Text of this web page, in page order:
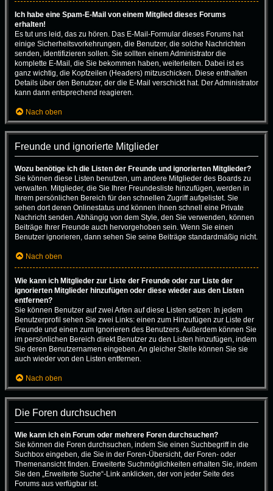
Ich habe eine Spam-E-Mail von einem Mitglied dieses Forums
erhalten!
Es tut uns leid, das zu hören. Das E-Mail-Formular dieses Forums hat
einige Sicherheitsvorkehrungen, die Benutzer, die solche Nachrichten
senden, identifizieren sollen. Sie sollten einem Administrator die
komplette E-Mail, die Sie bekommen haben, weiterleiten. Dabei ist es
ganz wichtig, die Kopfzeilen (Headers) mitzuschicken. Diese enthalten
Details über den Benutzer, der die E-Mail verschickt hat. Der Administrator
kann dann entsprechend reagieren.
Nach oben
Freunde und ignorierte Mitglieder
Wozu benötige ich die Listen der Freunde und ignorierten Mitglieder?
Sie können diese Listen benutzen, um andere Mitglieder des Boards zu
verwalten. Mitglieder, die Sie Ihrer Freundesliste hinzufügen, werden in
Ihrem persönlichen Bereich für den schnellen Zugriff aufgelistet. Sie
sehen dort deren Onlinestatus und können ihnen schnell eine Private
Nachricht senden. Abhängig von dem Style, den Sie verwenden, können
Beiträge Ihrer Freunde auch hervorgehoben sein. Wenn Sie einen
Benutzer ignorieren, dann sehen Sie seine Beiträge standardmäßig nicht.
Nach oben
Wie kann ich Mitglieder zur Liste der Freunde oder zur Liste der
ignorierten Mitglieder hinzufügen oder diese wieder aus den Listen
entfernen?
Sie können Benutzer auf zwei Arten auf diese Listen setzen: In jedem
Benutzerprofil sehen Sie zwei Links: einen zum Hinzufügen zur Liste der
Freunde und einen zum Ignorieren des Benutzers. Außerdem können Sie
im persönlichen Bereich direkt Benutzer zu den Listen hinzufügen, indem
Sie deren Benutzernamen eingeben. An gleicher Stelle können Sie sie
auch wieder von den Listen entfernen.
Nach oben
Die Foren durchsuchen
Wie kann ich ein Forum oder mehrere Foren durchsuchen?
Sie können die Foren durchsuchen, indem Sie einen Suchbegriff in die
Suchbox eingeben, die Sie in der Foren-Übersicht, der Foren- oder
Themenansicht finden. Erweiterte Suchmöglichkeiten erhalten Sie, indem
Sie den „Erweiterte Suche“-Link anklicken, der von jeder Seite des
Forums aus verfügbar ist.